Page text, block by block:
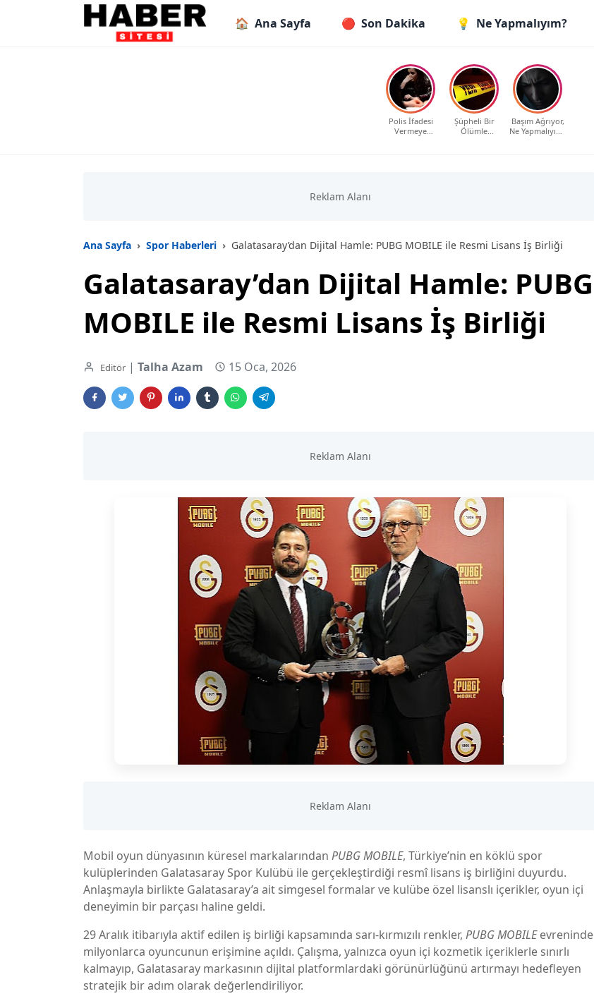
🏠 Ana Sayfa 🔴 Son Dakika 💡 Ne Yapmalıyım?
Polis İfadesi
Vermeye
Şüpheli Bir
Ölümle
Başım Ağrıyor,
Ne Yapmalıyım?
Ana Sayfa Spor Haberleri Galatasaray’dan Dijital Hamle: PUBG MOBILE ile Resmi Lisans İş Birliği
Galatasaray’dan Dijital Hamle: PUBG
MOBILE ile Resmi Lisans İş Birliği
Editör | Talha Azam 15 Oca, 2026
Mobil oyun dünyasının küresel markalarından PUBG MOBILE, Türkiye’nin en köklü spor
kulüplerinden Galatasaray Spor Kulübü ile gerçekleştirdiği resmî lisans iş birliğini duyurdu.
Anlaşmayla birlikte Galatasaray’a ait simgesel formalar ve kulübe özel lisanslı içerikler, oyun içi
deneyimin bir parçası haline geldi.
29 Aralık itibarıyla aktif edilen iş birliği kapsamında sarı-kırmızılı renkler, PUBG MOBILEevreninde
milyonlarca oyuncunun erişimine açıldı. Çalışma, yalnızca oyun içi kozmetik içeriklerle sınırlı
kalmayıp, Galatasaray markasının dijital platformlardaki görünürlüğünü artırmayı hedefleyen
stratejik bir adım olarak değerlendiriliyor.